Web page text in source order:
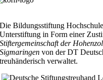
Die Bildungsstiftung
Unterstiftung in Form einer
Stiftergemeinschaft der
Sigmaringen von der DT
treuhänderisch verwaltet.